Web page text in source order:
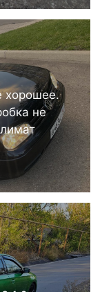
хорошее.
не